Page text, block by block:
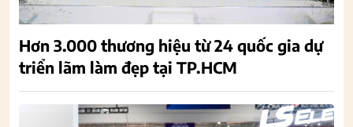
Hơn 3.000 thương hiệu từ 24 quốc gia dự
triển lãm làm đẹp tại TP.HCM